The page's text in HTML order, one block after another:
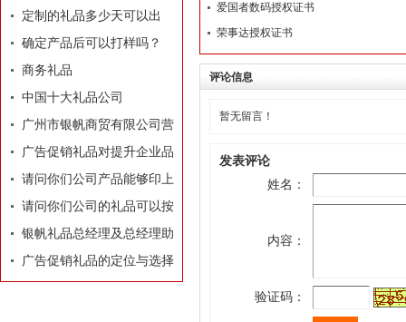
定制的礼品多少天可以出
货？
确定产品后可以打样吗？
商务礼品
中国十大礼品公司
广州市银帆商贸有限公司营
业执照
广告促销礼品对提升企业品
牌有着莫大的作用
请问你们公司产品能够印上
我们公司的LOGO和广告
吗？
请问你们公司的礼品可以按
照我们的要求和构思专门设
计订做吗？
银帆礼品总经理及总经理助
理名片
广告促销礼品的定位与选择
爱国者数码授权证书
荣事达授权证书
评论信息
暂无留言！
发表评论
姓名：
内容：
验证码：